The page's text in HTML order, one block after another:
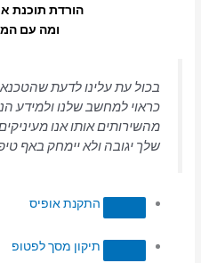
הורדת תוכנת אופיס
ומה עם
בכול עת עלינו לדעת
כראוי למחשב שלנו ולמידע
מהשירותים אותו אנו
שלך יגובה ולא יימחק באף
התקנת אופיס
תיקון מסך לפטופ